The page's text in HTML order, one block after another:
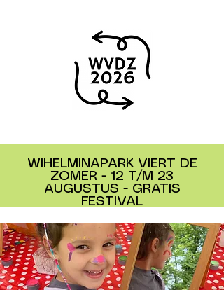
WIHELMINAPARK VIERT DE
ZOMER - 12 T/M 23
AUGUSTUS - GRATIS
FESTIVAL